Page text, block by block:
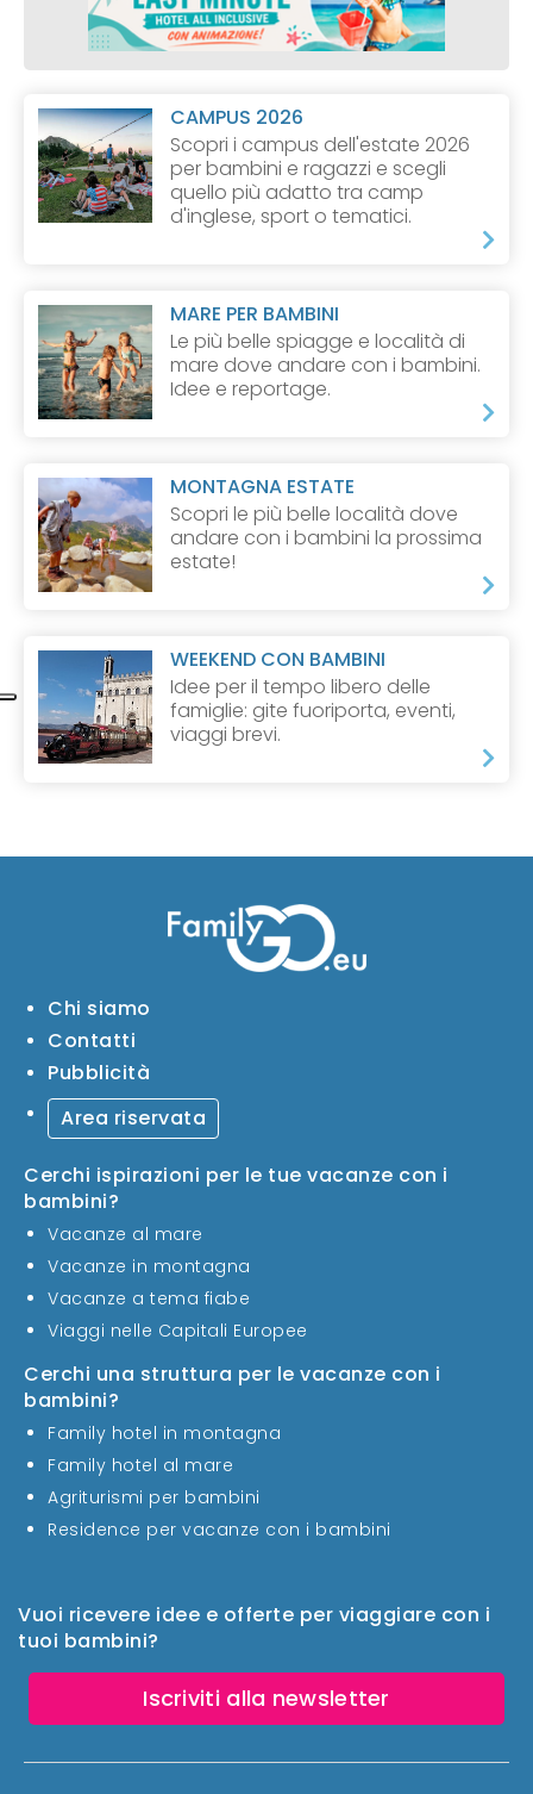
CAMPUS 2026
Scopri i campus dell'estate 2026
per bambini e ragazzi e scegli
quello più adatto tra camp
d'inglese, sport o tematici.
MARE PER BAMBINI
Le più belle spiagge e località di
mare dove andare con i bambini.
Idee e reportage.
MONTAGNA ESTATE
Scopri le più belle località dove
andare con i bambini la prossima
estate!
WEEKEND CON BAMBINI
Idee per il tempo libero delle
famiglie: gite fuoriporta, eventi,
viaggi brevi.
Vuoi ricevere idee e offerte per viaggiare con i
tuoi bambini?
Iscriviti alla newsletter
Chi siamo
Contatti
Pubblicità
Area riservata
Cerchi ispirazioni per le tue vacanze con i
bambini?
Vacanze al mare
Vacanze in montagna
Vacanze a tema fiabe
Viaggi nelle Capitali Europee
Cerchi una struttura per le vacanze con i
bambini?
Family hotel in montagna
Family hotel al mare
Agriturismi per bambini
Residence per vacanze con i bambini